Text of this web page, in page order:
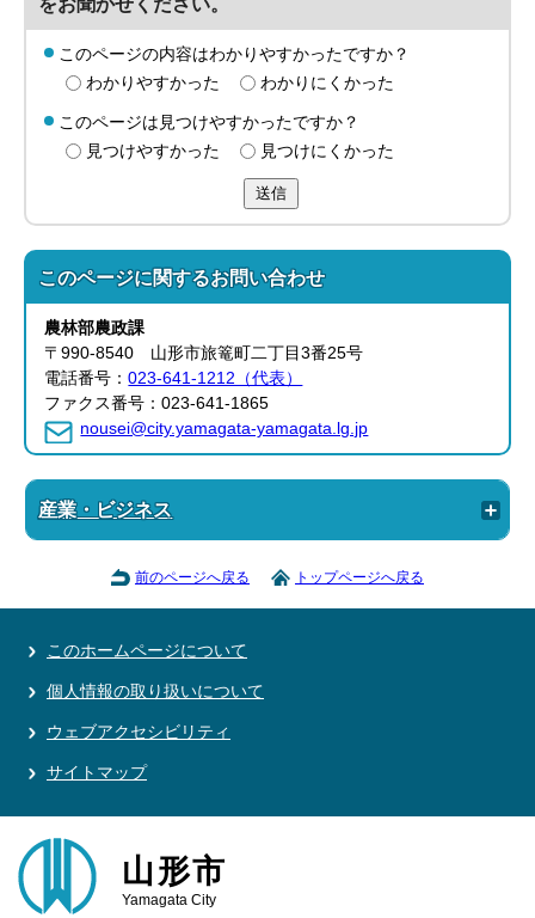
このページの内容はわかりやすかったですか？
わかりやすかった
わかりにくかった
このページは見つけやすかったですか？
見つけやすかった
見つけにくかった
送信
このページに関するお問い合わせ
農林部農政課
〒990-8540 山形市旅篭町二丁目3番25号
電話番号：023-641-1212（代表）
ファクス番号：023-641-1865
nousei@city.yamagata-yamagata.lg.jp
産業・ビジネス
前のページへ戻る トップページへ戻る
このホームページについて
個人情報の取り扱いについて
ウェブアクセシビリティ
サイトマップ
山形市
Yamagata City